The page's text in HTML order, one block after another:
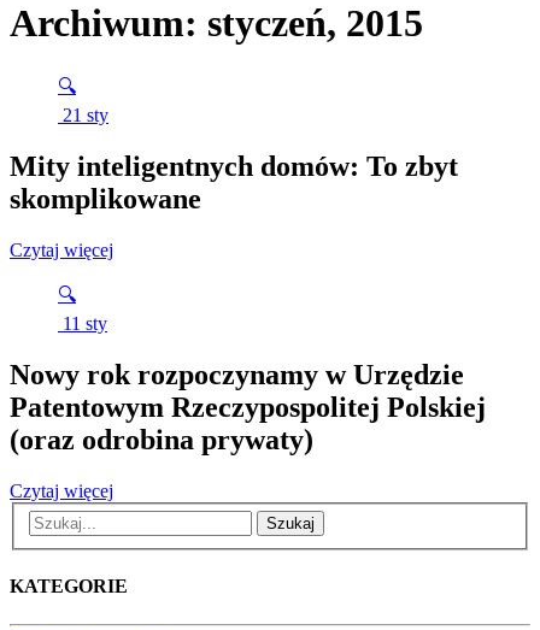
Archiwum: styczeń, 2015
🔍
21 sty
Mity inteligentnych domów: To zbyt
skomplikowane
Czytaj więcej
🔍
11 sty
Nowy rok rozpoczynamy w Urzędzie
Patentowym Rzeczypospolitej Polskiej
(oraz odrobina prywaty)
Czytaj więcej
Szukaj
KATEGORIE